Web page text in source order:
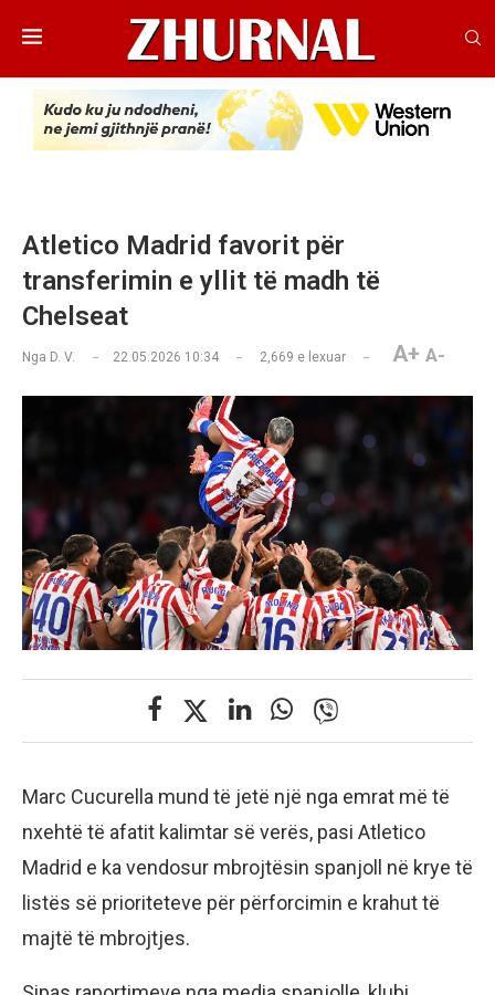
Atletico Madrid favorit për
transferimin e yllit të madh të
Chelseat
Nga D. V. 22.05.2026 10:34 2,669 e lexuar A+ A-
Marc Cucurella mund të jetë një nga emrat më të
nxehtë të afatit kalimtar së verës, pasi Atletico
Madrid e ka vendosur mbrojtësin spanjoll në krye të
listës së prioriteteve për përforcimin e krahut të
majtë të mbrojtjes.